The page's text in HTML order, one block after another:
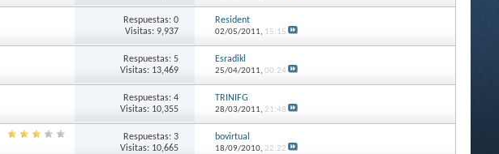
Respuestas: 0
Visitas: 9,937
Resident
02/05/2011, 15:15
Respuestas: 5
Visitas: 13,469
Esradikl
25/04/2011, 00:24
Respuestas: 4
Visitas: 10,355
TRINIFG
28/03/2011, 21:48
Respuestas: 3
Visitas: 10,665
bovirtual
18/09/2010, 22:22